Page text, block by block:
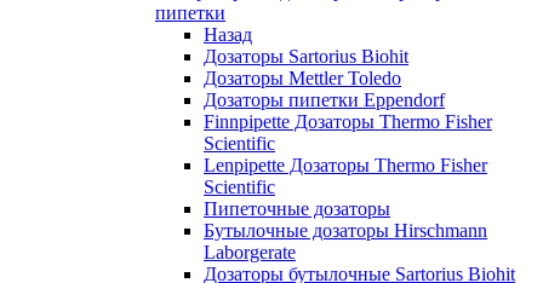
пипетки
Назад
Дозаторы Sartorius Biohit
Дозаторы Mettler Toledo
Дозаторы пипетки Eppendorf
Finnpipette Дозаторы Thermo Fisher
Scientific
Lenpipette Дозаторы Thermo Fisher
Scientific
Пипеточные дозаторы
Бутылочные дозаторы Hirschmann
Laborgerate
Дозаторы бутылочные Sartorius Biohit